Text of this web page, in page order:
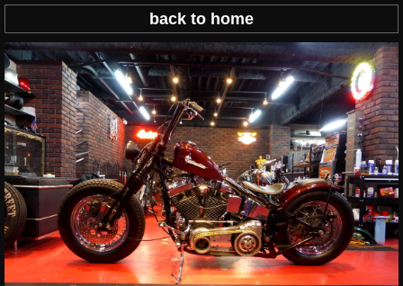
back to home